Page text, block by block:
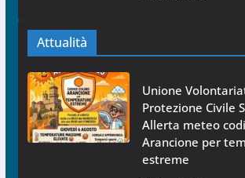
Attualità
Unione
Protezione Civile
Allerta meteo
Arancione per
estreme